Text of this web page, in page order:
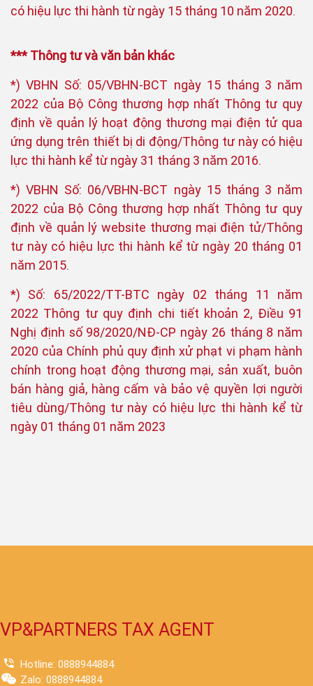
có hiệu lực thi hành từ ngày 15 tháng 10 năm 2020.
*** Thông tư và văn bản khác
*) VBHN Số: 05/VBHN-BCT ngày 15 tháng 3 năm
2022 của Bộ Công thương hợp nhất Thông tư quy
định về quản lý hoạt động thương mại điện tử qua
ứng dụng trên thiết bị di động/Thông tư này có hiệu
lực thi hành kể từ ngày 31 tháng 3 năm 2016.
*) VBHN Số: 06/VBHN-BCT ngày 15 tháng 3 năm
2022 của Bộ Công thương hợp nhất Thông tư quy
định về quản lý website thương mại điện tử/Thông
tư này có hiệu lực thi hành kể từ ngày 20 tháng 01
năm 2015.
*) Số: 65/2022/TT-BTC ngày 02 tháng 11 năm
2022 Thông tư quy định chi tiết khoản 2, Điều 91
Nghị định số 98/2020/NĐ-CP ngày 26 tháng 8 năm
2020 của Chính phủ quy định xử phạt vi phạm hành
chính trong hoạt động thương mại, sản xuất, buôn
bán hàng giả, hàng cấm và bảo vệ quyền lợi người
tiêu dùng/Thông tư này có hiệu lực thi hành kể từ
ngày 01 tháng 01 năm 2023
VP&PARTNERS TAX AGENT
Hotline: 0888944884
Zalo: 0888944884